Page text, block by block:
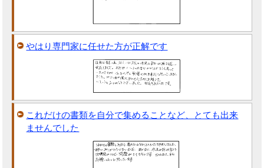
やはり専門家に任せた方が正解です
これだけの書類を自分で集めることなど、とても出来
ませんでした